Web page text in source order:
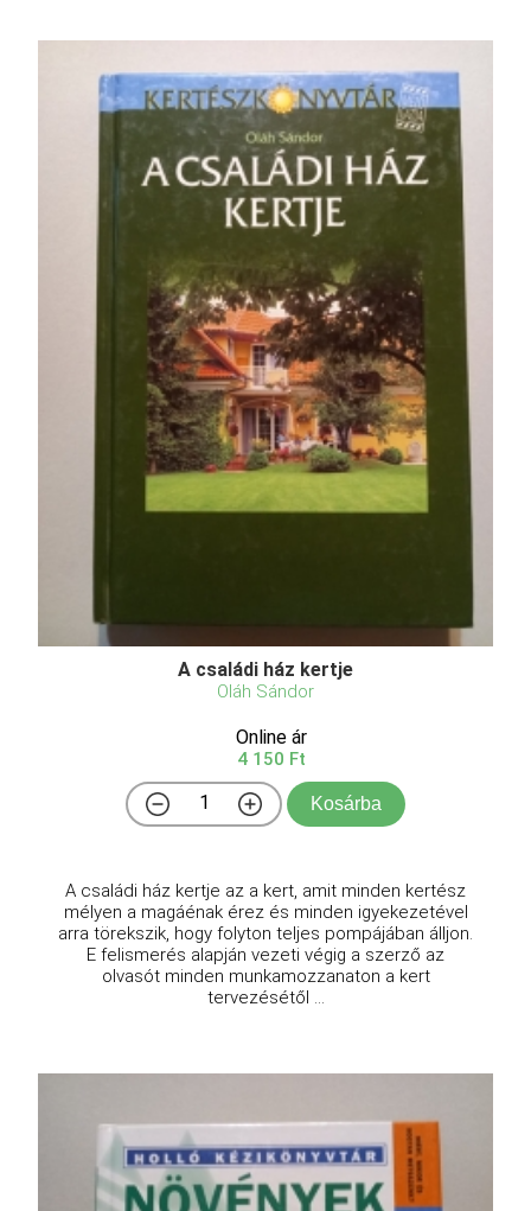
A családi ház kertje
Oláh Sándor
Online ár
4 150 Ft
Kosárba
A családi ház kertje az a kert, amit minden kertész
mélyen a magáénak érez és minden igyekezetével
arra törekszik, hogy folyton teljes pompájában álljon.
E felismerés alapján vezeti végig a szerző az
olvasót minden munkamozzanaton a kert
tervezésétől ...